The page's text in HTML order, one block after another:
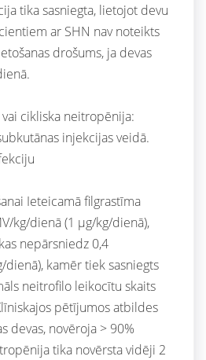
tika sasniegta, lietojot devu
ar SHN nav noteikts
drošums, ja devas
cikliska neitropēnija:
injekcijas veidā.
Ieteicamā filgrastīma
kg/dienā (1 μg/kg/dienā),
nepārsniedz 0,4
kamēr tiek sasniegts
neitrofilo leikocītu skaits
pētījumos atbildes
devas, novēroja > 90%
tika novērsta vidēji 2